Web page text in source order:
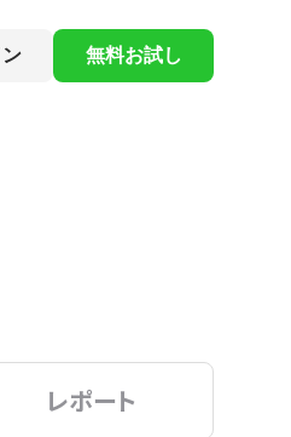
無料お試し
レポート